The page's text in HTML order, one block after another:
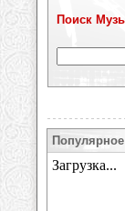
Поиск